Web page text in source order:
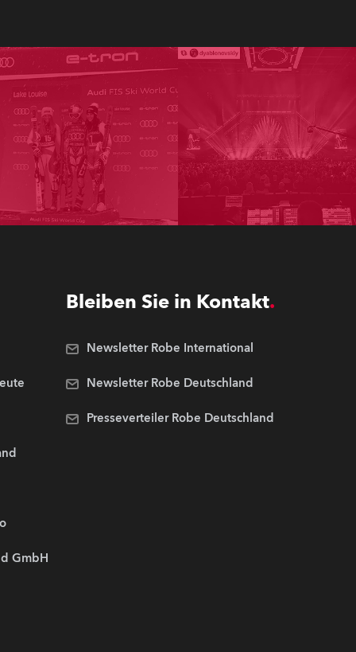
GmbH
Bleiben Sie in Kontakt
Newsletter Robe International
Newsletter Robe Deutschland
Presseverteiler Robe Deutschland